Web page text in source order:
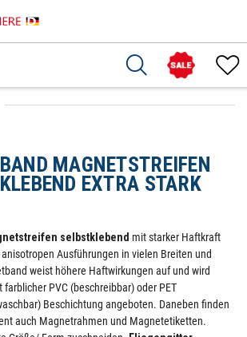
MAGNETSTREIFEN
EXTRA STARK
selbstklebend mit starker Haftkraft
Ausführungen in vielen Breiten und
weist höhere Haftwirkungen auf und wird
PVC (beschreibbar) oder PET
Beschichtung angeboten. Daneben finden
auch Magnetrahmen und Magnetetiketten.